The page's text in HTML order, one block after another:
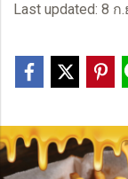
Last updated: 8 ก.